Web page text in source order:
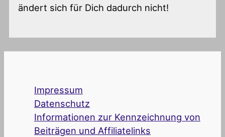
ändert sich für Dich dadurch nicht!
Impressum
Datenschutz
Informationen zur Kennzeichnung von
Beiträgen und Affiliatelinks